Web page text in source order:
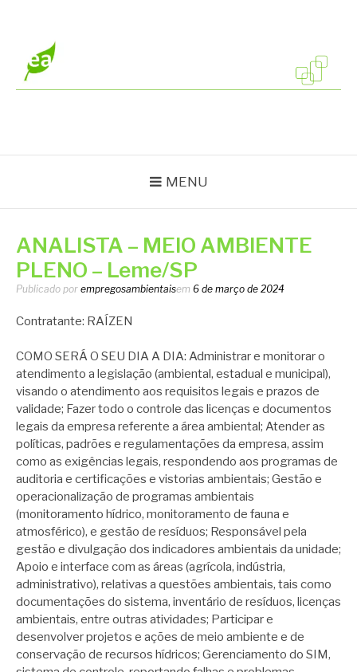
conteúdo
MENU
ANALISTA – MEIO AMBIENTE
PLENO – Leme/SP
Publicado por empregosambientaisem 6 de março de 2024
Contratante: RAÍZEN
COMO SERÁ O SEU DIA A DIA: Administrar e monitorar o
atendimento a legislação (ambiental, estadual e municipal),
visando o atendimento aos requisitos legais e prazos de
validade; Fazer todo o controle das licenças e documentos
legais da empresa referente a área ambiental; Atender as
políticas, padrões e regulamentações da empresa, assim
como as exigências legais, respondendo aos programas de
auditoria e certificações e vistorias ambientais; Gestão e
operacionalização de programas ambientais
(monitoramento hídrico, monitoramento de fauna e
atmosférico), e gestão de resíduos; Responsável pela
gestão e divulgação dos indicadores ambientais da unidade;
Apoio e interface com as áreas (agrícola, indústria,
administrativo), relativas a questões ambientais, tais como
documentações do sistema, inventário de resíduos, licenças
ambientais, entre outras atividades; Participar e
desenvolver projetos e ações de meio ambiente e de
conservação de recursos hídricos; Gerenciamento do SIM,